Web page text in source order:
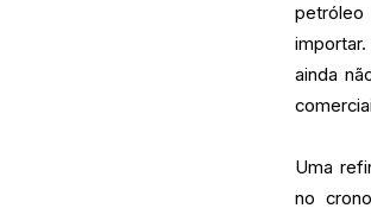
petróleo
ainda
Uma
no